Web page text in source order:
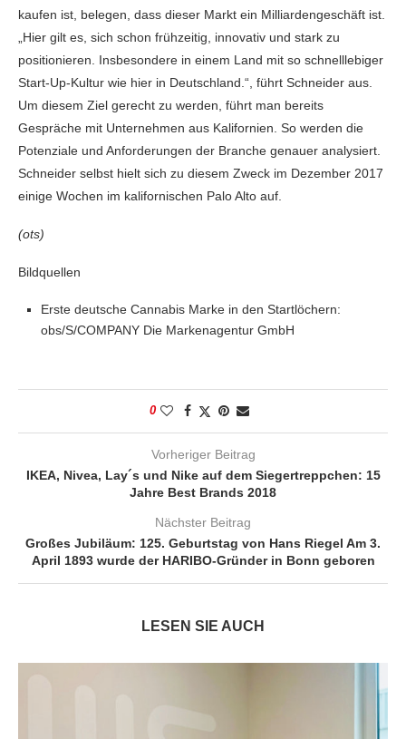
kaufen ist, belegen, dass dieser Markt ein Milliardengeschäft ist.
„Hier gilt es, sich schon frühzeitig, innovativ und stark zu
positionieren. Insbesondere in einem Land mit so schnelllebiger
Start-Up-Kultur wie hier in Deutschland.“, führt Schneider aus.
Um diesem Ziel gerecht zu werden, führt man bereits
Gespräche mit Unternehmen aus Kalifornien. So werden die
Potenziale und Anforderungen der Branche genauer analysiert.
Schneider selbst hielt sich zu diesem Zweck im Dezember 2017
einige Wochen im kalifornischen Palo Alto auf.
(ots)
Bildquellen
Erste deutsche Cannabis Marke in den Startlöchern:
obs/S/COMPANY Die Markenagentur GmbH
0
Vorheriger Beitrag
IKEA, Nivea, Lay´s und Nike auf dem Siegertreppchen: 15
Jahre Best Brands 2018
Nächster Beitrag
Großes Jubiläum: 125. Geburtstag von Hans Riegel Am 3.
April 1893 wurde der HARIBO-Gründer in Bonn geboren
LESEN SIE AUCH